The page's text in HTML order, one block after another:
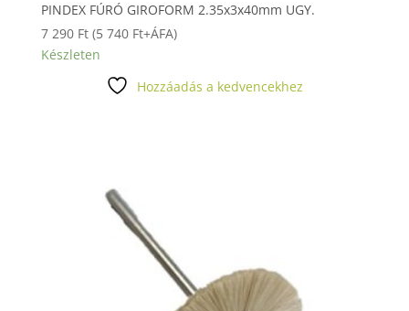
PINDEX FÚRÓ GIROFORM 2.35x3x40mm UGY.
7 290 Ft (5 740 Ft+ÁFA)
Készleten
Hozzáadás a kedvencekhez